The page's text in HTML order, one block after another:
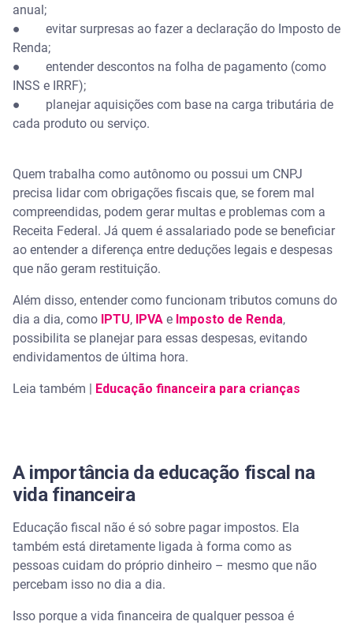
anual;
● evitar surpresas ao fazer a declaração do Imposto de
Renda;
● entender descontos na folha de pagamento (como
INSS e IRRF);
● planejar aquisições com base na carga tributária de
cada produto ou serviço.
Quem trabalha como autônomo ou possui um CNPJ
precisa lidar com obrigações fiscais que, se forem mal
compreendidas, podem gerar multas e problemas com a
Receita Federal. Já quem é assalariado pode se beneficiar
ao entender a diferença entre deduções legais e despesas
que não geram restituição.
Além disso, entender como funcionam tributos comuns do
dia a dia, como IPTU, IPVA e Imposto de Renda,
possibilita se planejar para essas despesas, evitando
endividamentos de última hora.
Leia também | Educação financeira para crianças
A importância da educação fiscal na
vida financeira
Educação fiscal não é só sobre pagar impostos. Ela
também está diretamente ligada à forma como as
pessoas cuidam do próprio dinheiro – mesmo que não
percebam isso no dia a dia.
Isso porque a vida financeira de qualquer pessoa é